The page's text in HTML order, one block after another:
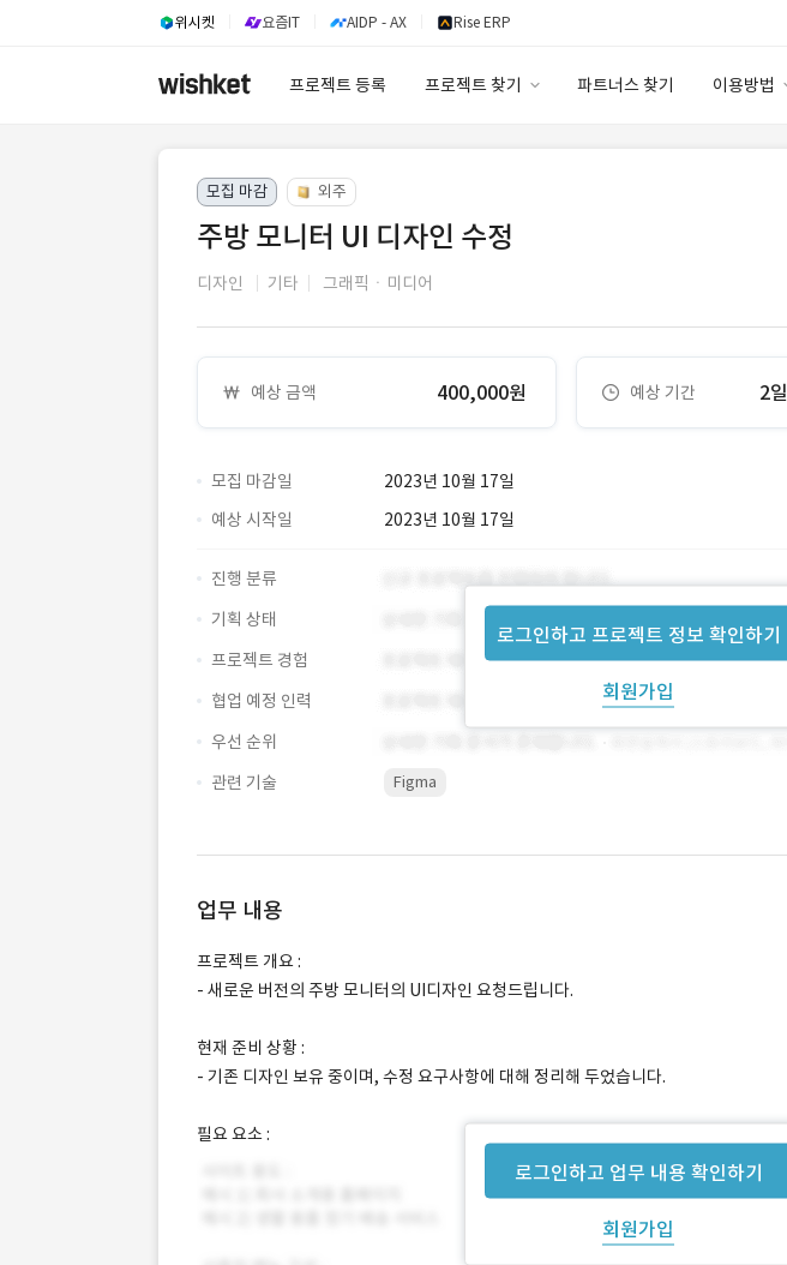
위시켓 요즘IT AIDP - AX Rise ERP
프로젝트 등록 프로젝트 찾기 파트너스 찾기 이용방법
모집 마감 외주
주방 모니터 UI 디자인 수정
디자인 기타 그래픽ㆍ미디어
예상 금액 400,000원 예상 기간 2일
모집 마감일 2023년 10월 17일
로그인하고 프로젝트 정보 확인하기
회원가입
예상 시작일 2023년 10월 17일
진행 분류
기획 상태
프로젝트 경험
협업 예정 인력
우선 순위
관련 기술
Figma
업무 내용
로그인하고 업무 내용 확인하기
회원가입
프로젝트 개요 :
- 새로운 버전의 주방 모니터의 UI디자인 요청드립니다.
현재 준비 상황 :
- 기존 디자인 보유 중이며, 수정 요구사항에 대해 정리해 두었습니다.
필요 요소 :